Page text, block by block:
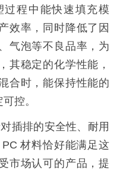
程中能快速填充模
效率，同时降低了因
气泡等不良品率，为
其稳定的化学性能，
合时，能保持性能的
控。
插排的安全性、耐用
PC 材料恰好能满足这
市场认可的产品，提